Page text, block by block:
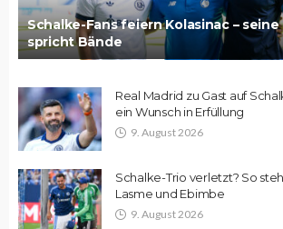
Schalke-Fans feiern Kolasinac –
spricht Bände
Real Madrid zu Gast auf
ein Wunsch in Erfüllung
9. August 2026
Schalke-Trio verletzt? So
Lasme und Ebimbe
9. August 2026